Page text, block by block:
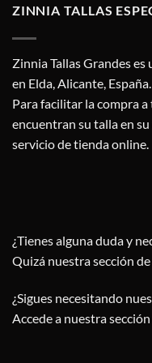
ZINNIA TALLAS
Zinnia Tallas Grandes
en Elda, Alicante, España.
Para facilitar la compra
encuentran su talla en
servicio de tienda online.
¿Tienes alguna duda y
Quizá nuestra sección de
¿Sigues necesitando
Accede a nuestra